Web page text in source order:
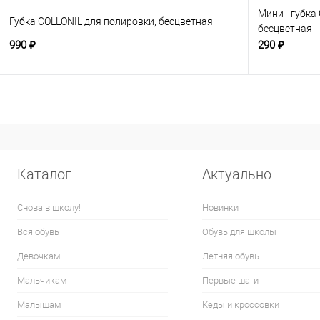
Губка COLLONIL для полировки, бесцветная
990 ₽
Мини - губка
бесцветная
290 ₽
Каталог
Снова в школу!
Вся обувь
Девочкам
Мальчикам
Малышам
Актуально
Новинки
Обувь для школы
Летняя обувь
Первые шаги
Кеды и кроссовки